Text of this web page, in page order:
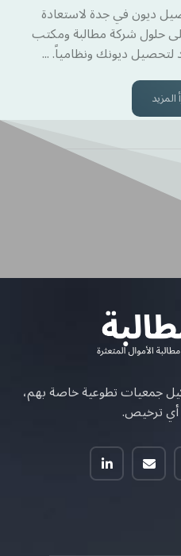
ديون في جدة لاستعادة
حلول شركة مطالبة ومكتب
لتحصيل ديونك ونظامياً. ...
المزيد
جمعيات تطوعية خاصة بهم،
أي ترخيص.